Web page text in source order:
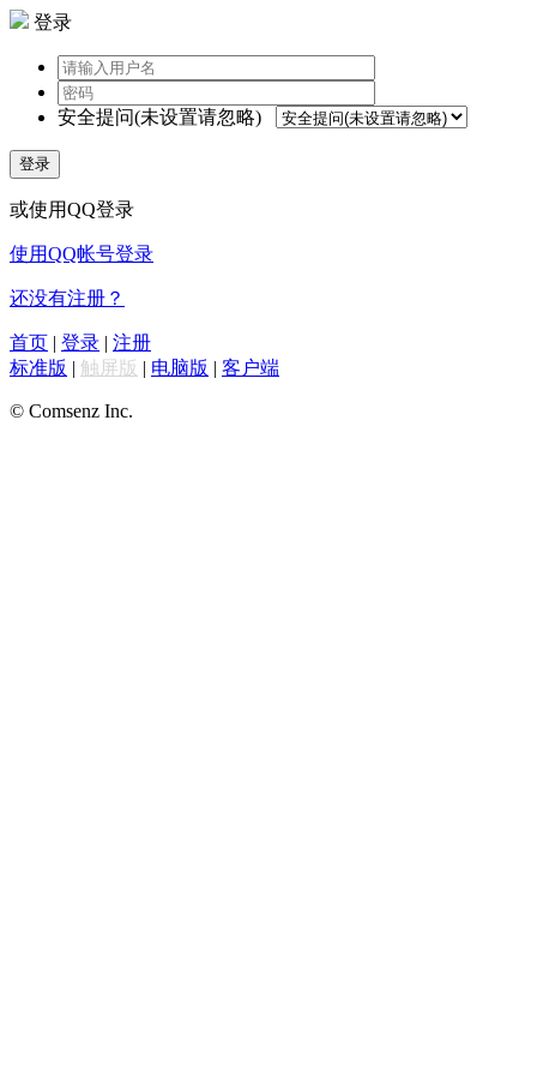
登录
安全提问(未设置请忽略)
登录
或使用QQ登录
使用QQ帐号登录
还没有注册？
首页 | 登录 | 注册
标准版 | 触屏版 | 电脑版 | 客户端
© Comsenz Inc.